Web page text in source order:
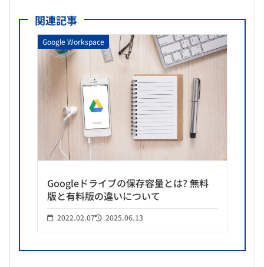
関連記事
Google Workspace
Googleドライブの保存容量とは? 無料
版と有料版の違いについて
2022.02.07 2025.06.13